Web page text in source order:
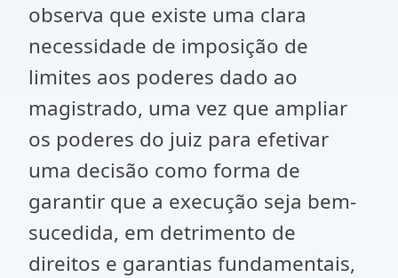
observa que existe uma clara
necessidade de imposição de
limites aos poderes dado ao
magistrado, uma vez que ampliar
os poderes do juiz para efetivar
uma decisão como forma de
garantir que a execução seja bem-
sucedida, em detrimento de
direitos e garantias fundamentais,